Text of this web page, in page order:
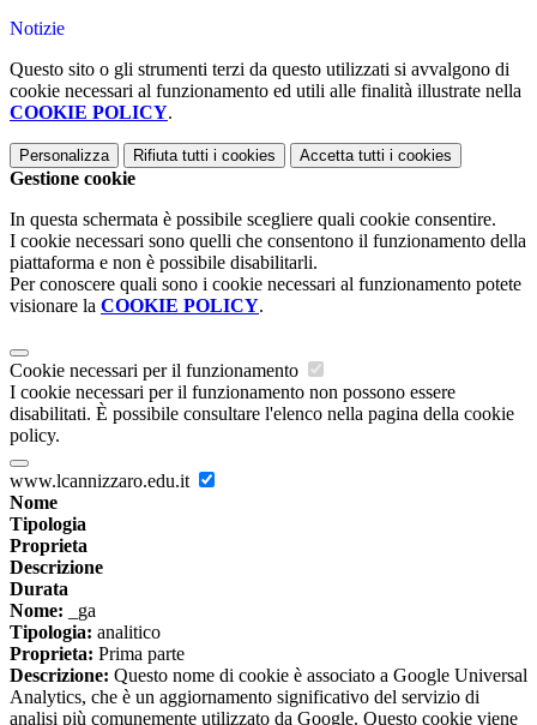
Notizie
Questo sito o gli strumenti terzi da questo utilizzati si avvalgono di
cookie necessari al funzionamento ed utili alle finalità illustrate nella
COOKIE POLICY.
Personalizza Rifiuta tutti i cookies Accetta tutti i cookies
Gestione cookie
In questa schermata è possibile scegliere quali cookie consentire.
I cookie necessari sono quelli che consentono il funzionamento della
piattaforma e non è possibile disabilitarli.
Per conoscere quali sono i cookie necessari al funzionamento potete
visionare la COOKIE POLICY.
Cookie necessari per il funzionamento
I cookie necessari per il funzionamento non possono essere
disabilitati. È possibile consultare l'elenco nella pagina della cookie
policy.
www.lcannizzaro.edu.it
Nome
Tipologia
Proprieta
Descrizione
Durata
Nome: _ga
Tipologia: analitico
Proprieta: Prima parte
Descrizione: Questo nome di cookie è associato a Google Universal
Analytics, che è un aggiornamento significativo del servizio di
analisi più comunemente utilizzato da Google. Questo cookie viene